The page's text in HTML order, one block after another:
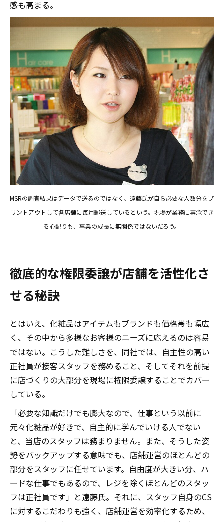
感も高まる。
MSRの調査結果はデータで送るのではなく、遠藤氏が自ら必要な人数分をプ
リントアウトして各店舗に毎月郵送しているという。現場が業務に専念でき
る心配りも、事業の成長に無関係ではないだろう。
徹底的な権限委譲が店舗を活性化さ
せる秘訣
とはいえ、化粧品はアイテムもブランドも価格帯も幅広
く、その中から多様なお客様のニーズに応えるのは容易
ではない。こうした難しさを、同社では、自主性の高い
正社員が接客スタッフを務めること、そしてそれを前提
に店づくりの大部分を現場に権限委譲することでカバー
している。
「必要な知識だけでも膨大なので、仕事という以前に
元々化粧品が好きで、自主的に学んでいける人でない
と、当店のスタッフは務まりません。また、そうした姿
勢をバックアップする意味でも、店舗運営のほとんどの
部分をスタッフに任せています。自由度が大きい分、ハ
ードな仕事でもあるので、レジを除くほとんどのスタッ
フは正社員です」と遠藤氏。それに、スタッフ自身のCS
に対するこだわりも強く、店舗運営を効率化するため、